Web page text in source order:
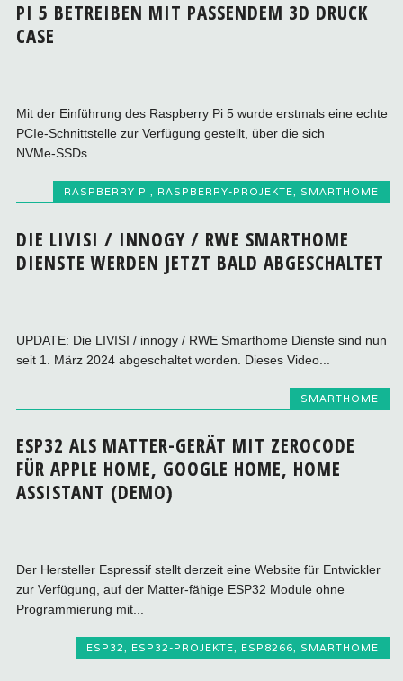
PI 5 BETREIBEN MIT PASSENDEM 3D DRUCK
CASE
Mit der Einführung des Raspberry Pi 5 wurde erstmals eine echte
PCIe‑Schnittstelle zur Verfügung gestellt, über die sich
NVMe‑SSDs...
RASPBERRY PI, RASPBERRY-PROJEKTE, SMARTHOME
DIE LIVISI / INNOGY / RWE SMARTHOME
DIENSTE WERDEN JETZT BALD ABGESCHALTET
UPDATE: Die LIVISI / innogy / RWE Smarthome Dienste sind nun
seit 1. März 2024 abgeschaltet worden. Dieses Video...
SMARTHOME
ESP32 ALS MATTER-GERÄT MIT ZEROCODE
FÜR APPLE HOME, GOOGLE HOME, HOME
ASSISTANT (DEMO)
Der Hersteller Espressif stellt derzeit eine Website für Entwickler
zur Verfügung, auf der Matter-fähige ESP32 Module ohne
Programmierung mit...
ESP32, ESP32-PROJEKTE, ESP8266, SMARTHOME